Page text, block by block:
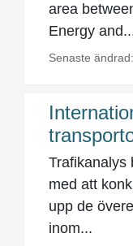
area
Energy
Senaste
Trafikanalys
med att
upp de
inom...